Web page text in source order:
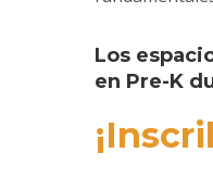
Los
en Pre-K